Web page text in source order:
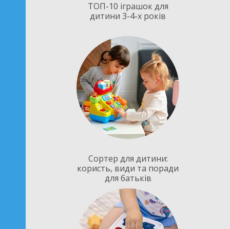
ТОП-10 іграшок для
дитини 3-4-х років
Сортер для дитини:
користь, види та поради
для батьків